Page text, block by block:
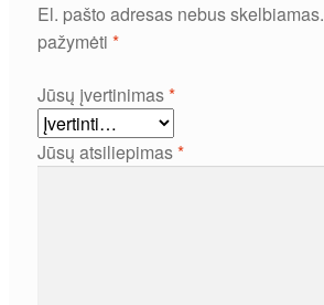
El. pašto adresas nebus skelbiamas.
pažymėti *
Jūsų įvertinimas*
Jūsų atsiliepimas*